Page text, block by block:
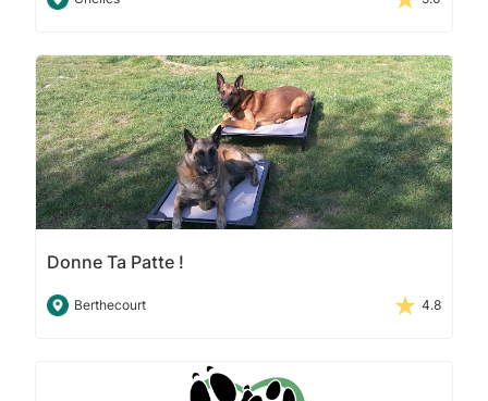
Donne Ta Patte !
Berthecourt 4.8